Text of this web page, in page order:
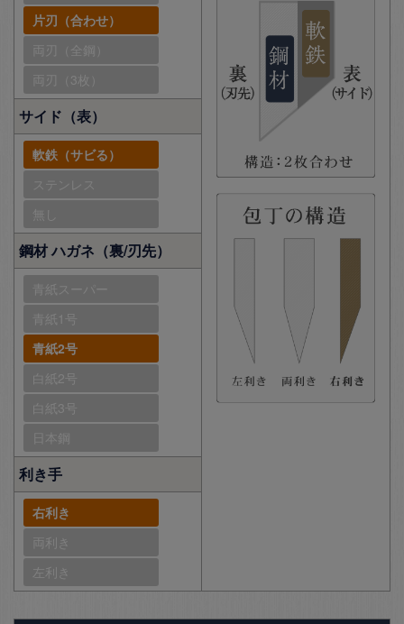
片刃（合わせ）
両刃（全鋼）
両刃（3枚）
サイド（表）
軟鉄（サビる）
ステンレス
無し
鋼材 ハガネ（裏/刃先）
青紙スーパー
青紙1号
青紙2号
白紙2号
白紙3号
日本鋼
利き手
右利き
両利き
左利き